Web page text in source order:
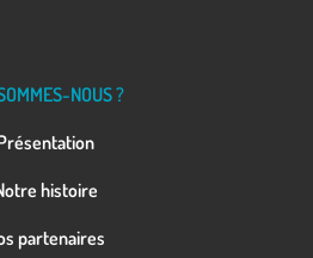
NOUS ?
histoire
partenaires